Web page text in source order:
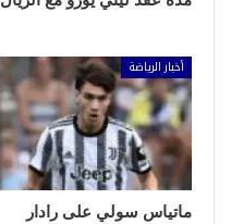
أخبار الرياضة
ماتياس سولي على رادار